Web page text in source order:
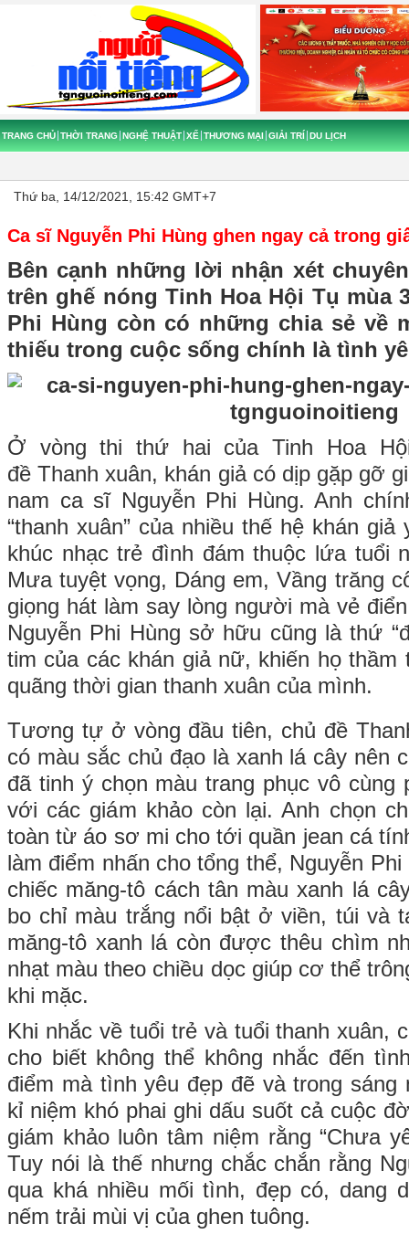
TRANG CHỦ THỜI TRANG NGHỆ THUẬT XẾ THƯƠNG MẠI GIẢI TRÍ DU LỊCH
Thứ ba, 14/12/2021, 15:42 GMT+7
Ca sĩ Nguyễn Phi Hùng ghen ngay cả trong
Bên cạnh những lời nhận xét
trên ghế nóng Tinh Hoa Hội Tụ mùa
Phi Hùng còn có những chia sẻ về
thiếu trong cuộc sống chính là tình
Ở vòng thi thứ hai của Tinh Hoa
đề Thanh xuân, khán giả có dịp gặp gỡ
nam ca sĩ Nguyễn Phi Hùng. Anh
“thanh xuân” của nhiều thế hệ khán
khúc nhạc trẻ đình đám thuộc lứa tuổi
Mưa tuyệt vọng, Dáng em, Vầng trăng
giọng hát làm say lòng người mà vẻ
Nguyễn Phi Hùng sở hữu cũng là thứ
tim của các khán giả nữ, khiến họ
quãng thời gian thanh xuân của mình.
Tương tự ở vòng đầu tiên, chủ đề
có màu sắc chủ đạo là xanh lá cây nên
đã tinh ý chọn màu trang phục vô cùng
với các giám khảo còn lại. Anh chọn
toàn từ áo sơ mi cho tới quần jean cá
làm điểm nhấn cho tổng thể, Nguyễn
chiếc măng-tô cách tân màu xanh lá
bo chỉ màu trắng nổi bật ở viền, túi và
măng-tô xanh lá còn được thêu chìm
nhạt màu theo chiều dọc giúp cơ thể
khi mặc.
Khi nhắc về tuổi trẻ và tuổi thanh xuân,
cho biết không thể không nhắc đến
điểm mà tình yêu đẹp đẽ và trong sáng
kỉ niệm khó phai ghi dấu suốt cả cuộc
giám khảo luôn tâm niệm rằng “Chưa
Tuy nói là thế nhưng chắc chắn rằng
qua khá nhiều mối tình, đẹp có, dang
nếm trải mùi vị của ghen tuông.